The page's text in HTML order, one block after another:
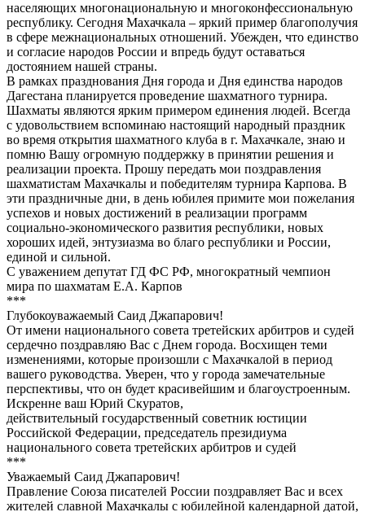
населяющих многонациональную и многоконфессиональную
республику. Сегодня Махачкала – яркий пример благополучия
в сфере межнациональных отношений. Убежден, что единство
и согласие народов России и впредь будут оставаться
достоянием нашей страны.
В рамках празднования Дня города и Дня единства народов
Дагестана планируется проведение шахматного турнира.
Шахматы являются ярким примером единения людей. Всегда
с удовольствием вспоминаю настоящий народный праздник
во время открытия шахматного клуба в г. Махачкале, знаю и
помню Вашу огромную поддержку в принятии решения и
реализации проекта. Прошу передать мои поздравления
шахматистам Махачкалы и победителям турнира Карпова. В
эти праздничные дни, в день юбилея примите мои пожелания
успехов и новых достижений в реализации программ
социально-экономического развития республики, новых
хороших идей, энтузиазма во благо республики и России,
единой и сильной.
С уважением депутат ГД ФС РФ, многократный чемпион
мира по шахматам Е.А. Карпов
***
Глубокоуважаемый Саид Джапарович!
От имени национального совета третейских арбитров и судей
сердечно поздравляю Вас с Днем города. Восхищен теми
изменениями, которые произошли с Махачкалой в период
вашего руководства. Уверен, что у города замечательные
перспективы, что он будет красивейшим и благоустроенным.
Искренне ваш Юрий Скуратов,
действительный государственный советник юстиции
Российской Федерации, председатель президиума
национального совета третейских арбитров и судей
***
Уважаемый Саид Джапарович!
Правление Союза писателей России поздравляет Вас и всех
жителей славной Махачкалы с юбилейной календарной датой,